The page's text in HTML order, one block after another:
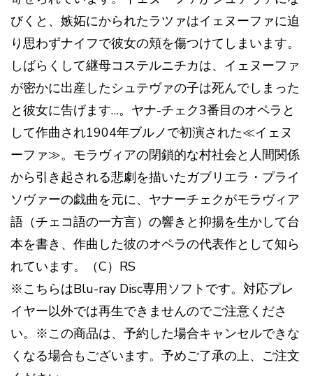
びくと、嫉妬にかられたラツァはイェヌーファに迫
り思わずナイフで彼女の頬を傷つけてしまいます。
しばらくして継母コステルニチカは、イェヌーファ
が密かに出産したシュテヴァの子は死んでしまった
と彼女に告げます…。ヤナ-チェク3番目のオペラと
して作曲され1904年ブルノで初演された≪イェヌ
ーファ≫。モラヴィアの閉鎖的な村社会と人間関係
から引き起される悲劇を描いたガブリエラ・プライ
ソヴァーの戯曲を元に、ヤナーチェクがモラヴィア
語（チェコ語の一方言）の響きと抑揚を生かして台
本を書き、作曲した彼のオペラの代表作として知ら
れています。（C）RS
※こちらはBlu-ray Disc専用ソフトです。対応プレ
イヤー以外では再生できませんのでご注意くださ
い。※この商品は、予約した場合キャンセルできな
くなる場合もございます。予めご了承の上、ご注文